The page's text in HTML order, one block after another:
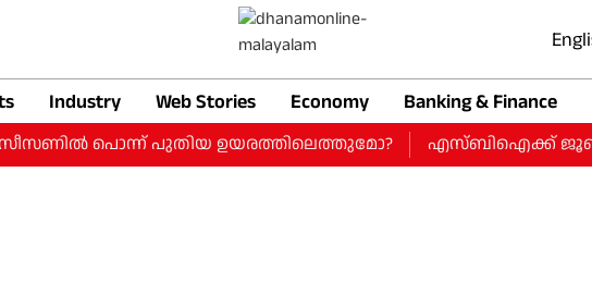
Industry Web Stories Economy Banking & Finance
പൊന്ന് പുതിയ ഉയരത്തിലെത്തുമോ? എസ്ബിഐക്ക് ജൂണ്‍